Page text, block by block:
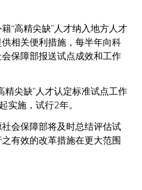
“高精尖缺”人才纳入地方人才
相关便利措施，每半年向科
保障部报送试点成效和工作
精尖缺”人才认定标准试点工作
实施，试行2年。
会保障部将及时总结评估试
有效的改革措施在更大范围